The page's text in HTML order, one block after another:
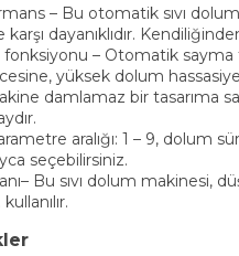
– Bu otomatik sıvı
dayanıklıdır.
– Otomatik sayma
yüksek dolum
damlamaz bir tasarıma
aralığı: 1 – 9, dolum
seçebilirsiniz.
Bu sıvı dolum makinesi,